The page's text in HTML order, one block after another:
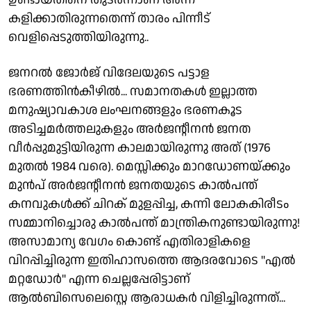
കളിക്കാതിരുന്നതെന്ന് താരം പിന്നീട്
വെളിപ്പെടുത്തിയിരുന്നു..
ജനറൽ ജോർജ് വിദേലയുടെ പട്ടാള
ഭരണത്തിൻകീഴിൽ... സമാനതകൾ ഇല്ലാത്ത
മനുഷ്യാവകാശ ലംഘനങ്ങളും ഭരണകൂട
അടിച്ചമർത്തലുകളും അർജൻ്റീനൻ ജനത
വീർപ്പുമുട്ടിയിരുന്ന കാലമായിരുന്നു അത് (1976
മുതൽ 1984 വരെ). മെസ്സിക്കും മാറഡോണയ്ക്കും
മുൻപ് അർജൻ്റീനൻ ജനതയുടെ കാൽപന്ത്
കനവുകൾക്ക് ചിറക് മുളപ്പിച്ച, കന്നി ലോകകിരീടം
സമ്മാനിച്ചൊരു കാൽപന്ത് മാന്ത്രികനുണ്ടായിരുന്നു!
അസാമാന്യ വേഗം കൊണ്ട് എതിരാളികളെ
വിറപ്പിച്ചിരുന്ന ഇതിഹാസത്തെ ആദരവോടെ "എൽ
മറ്റഡോർ" എന്ന ചെല്ലപ്പേരിട്ടാണ്
ആൽബിസെലെസ്റ്റെ ആരാധകർ വിളിച്ചിരുന്നത്...